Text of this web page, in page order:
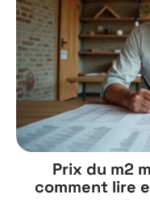
Prix du m2
comment lire